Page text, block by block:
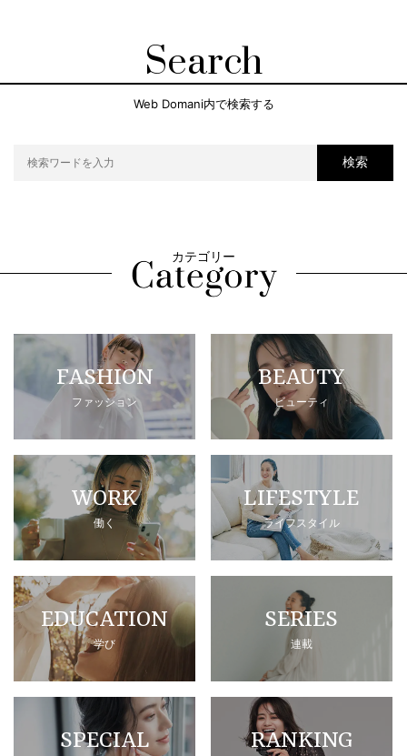
Search
Web Domani内で検索する
検索
カテゴリー
FASHION
ファッション
BEAUTY
ビューティ
WORK
働く
LIFESTYLE
ライフスタイル
EDUCATION
学び
SERIES
連載
SPECIAL RANKING